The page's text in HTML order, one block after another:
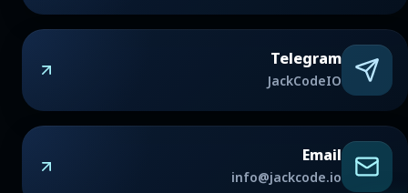
Telegram
JackCodeIO
Email
info@jackcode.io